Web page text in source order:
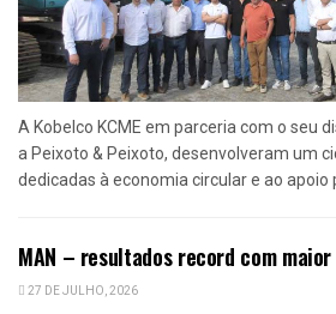
A Kobelco KCME em parceria com o seu
a Peixoto & Peixoto, desenvolveram um
dedicadas à economia circular e ao apoio
MAN – resultados record com
27 DE JULHO, 2026